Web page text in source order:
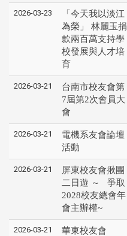
2026-03-23
「今天我以淡江
為榮」 林麗玉捐
款兩百萬支持學
校發展與人才培
育
2026-03-21
台南市校友會第
7屆第2次會員大
會
2026-03-21
電機系友會論壇
活動
2026-03-21
屏東校友會揪團
二日遊 ～ 爭取
2028校友總會年
會主辦權~
2026-03-21
華東校友會